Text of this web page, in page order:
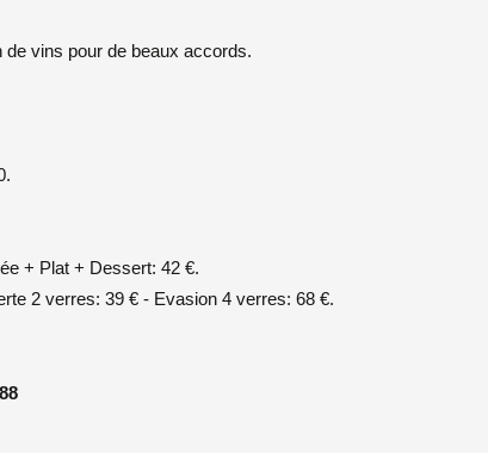
vins pour de beaux accords.
+ Plat + Dessert: 42 €.
2 verres: 39 € - Evasion 4 verres: 68 €.